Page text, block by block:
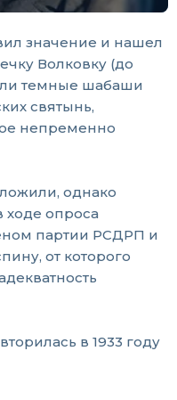
значение и нашел
Волковку (до
темные шабаши
святынь,
непременно
однако
ходе опроса
партии РСДРП и
от которого
в 1933 году